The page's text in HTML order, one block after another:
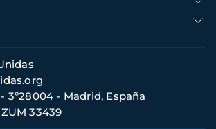
3º28004 - Madrid, España
33439